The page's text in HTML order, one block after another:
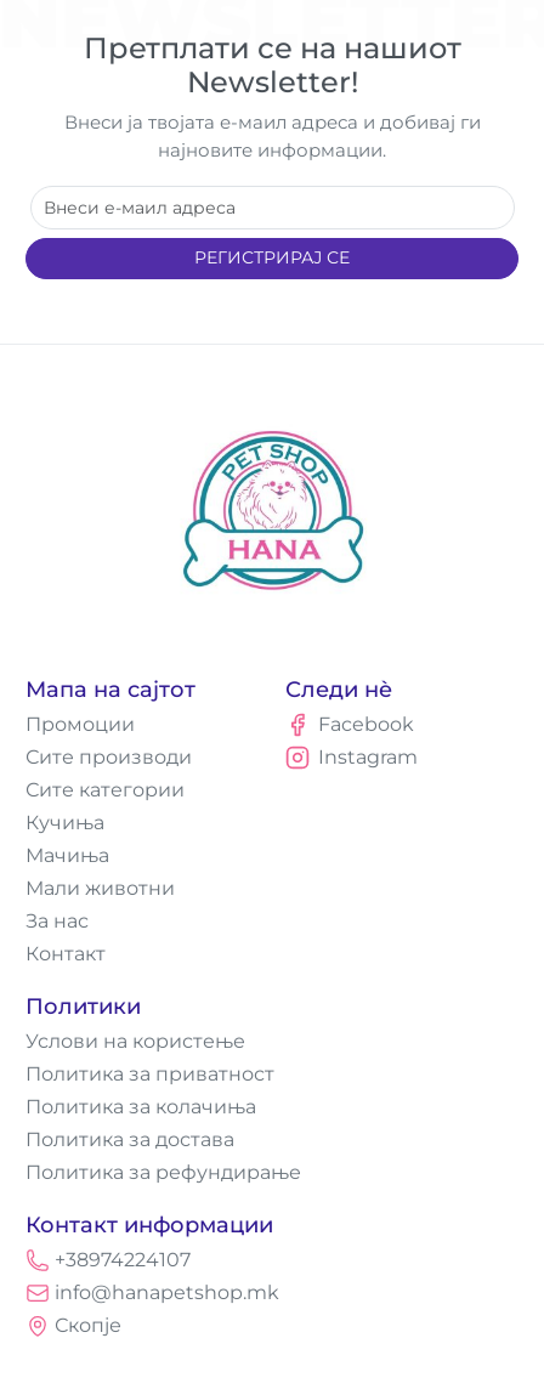
Претплати се на нашиот
Newsletter!
Внеси ја твојата е-маил адреса и добивај ги
најновите информации.
РЕГИСТРИРАЈ СЕ
Мапа на сајтот
Промоции
Сите производи
Сите категории
Кучиња
Мачиња
Мали животни
За нас
Контакт
Политики
Услови на користење
Политика за приватност
Политика за колачиња
Политика за достава
Политика за рефундирање
Контакт информации
+38974224107
info@hanapetshop.mk
Скопје
Следи нè
Facebook
Instagram